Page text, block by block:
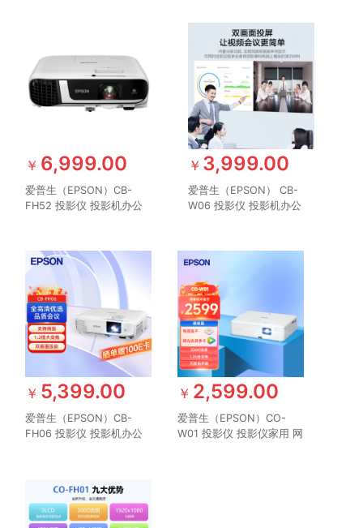
支持侧面投影
￥ 6,999.00
爱普生（EPSON）CB-
FH52 投影仪 投影机办公
￥ 3,999.00
爱普生（EPSON） CB-
W06 投影仪 投影机办公
￥ 5,399.00
爱普生（EPSON）CB-
FH06 投影仪 投影机办公
￥ 2,599.00
爱普生（EPSON）CO-
W01 投影仪 投影仪家用 网